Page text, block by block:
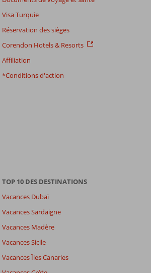
Visa Turquie
Réservation des sièges
Corendon Hotels & Resorts
Affiliation
*Conditions d'action
TOP 10 DES DESTINATIONS
Vacances Dubaï
Vacances Sardaigne
Vacances Madère
Vacances Sicile
Vacances Îles Canaries